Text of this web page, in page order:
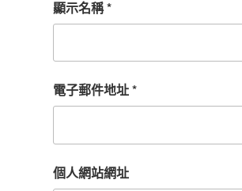
顯示名稱*
電子郵件地址*
個人網站網址